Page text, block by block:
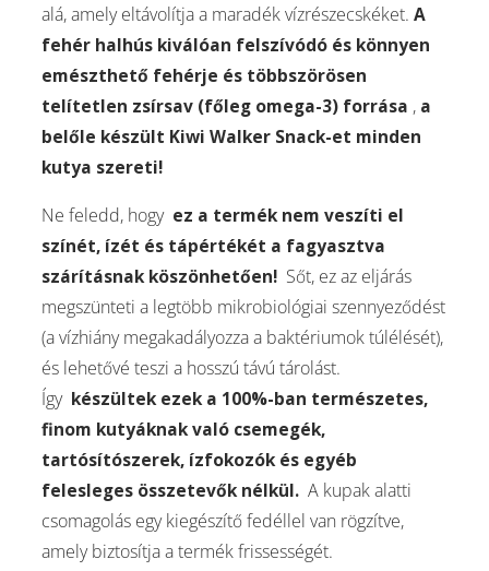
alá, amely eltávolítja a maradék vízrészecskéket.A
fehér halhús kiválóan felszívódó és könnyen
emészthető fehérje és többszörösen
telítetlen zsírsav (főleg omega-3) forrása , a
belőle készült Kiwi Walker Snack-et minden
kutya szereti!
Ne feledd, hogy ez a termék nem veszíti el
színét, ízét és tápértékét a fagyasztva
szárításnak köszönhetően! Sőt, ez az eljárás
megszünteti a legtöbb mikrobiológiai szennyeződést
(a vízhiány megakadályozza a baktériumok túlélését),
és lehetővé teszi a hosszú távú tárolást.
Így készültek ezek a 100%-ban természetes,
finom kutyáknak való csemegék,
tartósítószerek, ízfokozók és egyéb
felesleges összetevők nélkül. A kupak alatti
csomagolás egy kiegészítő fedéllel van rögzítve,
amely biztosítja a termék frissességét.